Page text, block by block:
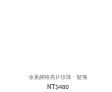
金蔥網格亮片珍珠・髮箍
NT$480